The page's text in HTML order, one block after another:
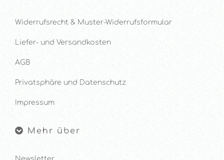
Widerrufsrecht & Muster-Widerrufsformular
Liefer- und Versandkosten
AGB
Privatsphäre und Datenschutz
Impressum
Mehr über